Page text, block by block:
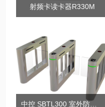
射频卡读卡器R330M